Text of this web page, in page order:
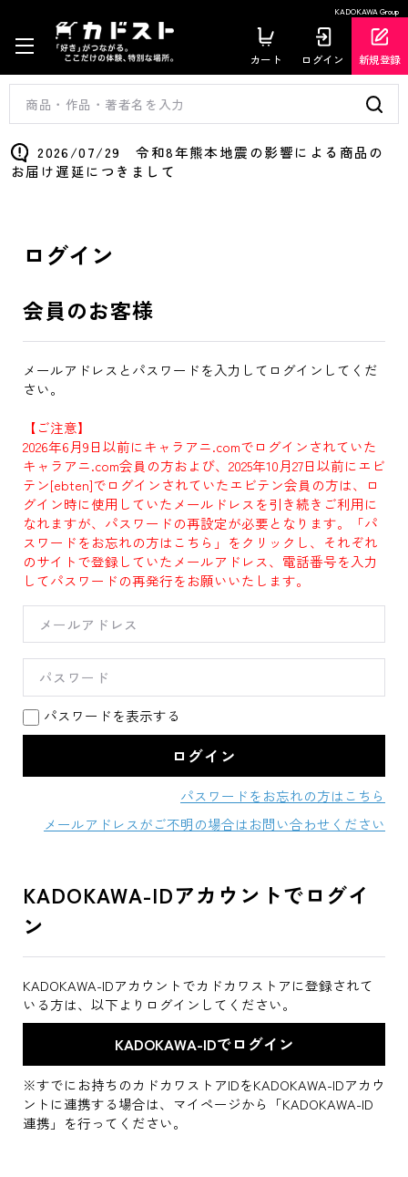
KADOKAWA Group
カート ログイン 新規登録
2026/07/29 令和8年熊本地震の影響による商品の
お届け遅延につきまして
ログイン
会員のお客様
メールアドレスとパスワードを入力してログインしてくだ
さい。
【ご注意】
2026年6月9日以前にキャラアニ.comでログインされていた
キャラアニ.com会員の方および、2025年10月27日以前にエビ
テン[ebten]でログインされていたエビテン会員の方は、ロ
グイン時に使用していたメールドレスを引き続きご利用に
なれますが、パスワードの再設定が必要となります。「パ
スワードをお忘れの方はこちら」をクリックし、それぞれ
のサイトで登録していたメールアドレス、電話番号を入力
してパスワードの再発行をお願いいたします。
パスワードを表示する
パスワードをお忘れの方はこちら
メールアドレスがご不明の場合はお問い合わせください
KADOKAWA-IDアカウントでログイ
ン
KADOKAWA-IDアカウントでカドカワストアに登録されて
いる方は、以下よりログインしてください。
※すでにお持ちのカドカワストアIDをKADOKAWA-IDアカウ
ントに連携する場合は、マイページから「KADOKAWA-ID
連携」を行ってください。